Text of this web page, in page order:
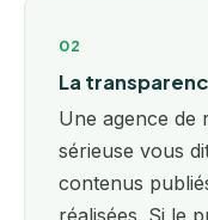
02
La
Une agence de
sérieuse vous
contenus
réalisées. Si le